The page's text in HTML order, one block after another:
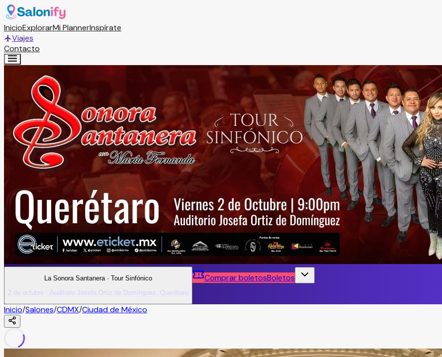
InicioExplorarMi PlannerInspírate
Viajes
Contacto
La Sonora Santanera · Tour Sinfónico
2 de octubre · Auditorio Josefa Ortiz de Domínguez, Querétaro
Comprar boletosBoletos
Inicio/Salones/CDMX/Ciudad de México